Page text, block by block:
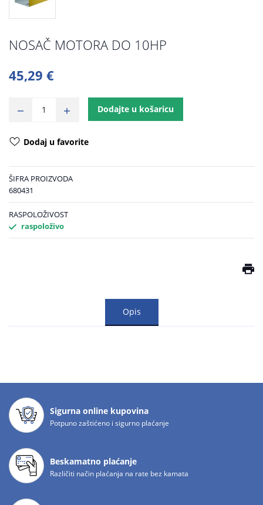
NOSAČ MOTORA DO 10HP
45,29 €
Dodajte u košaricu
Dodaj u favorite
ŠIFRA PROIZVODA
680431
RASPOLOŽIVOST
raspoloživo
Opis
Sigurna online kupovina
Potpuno zaštićeno i sigurno plaćanje
Beskamatno plaćanje
Različiti način plaćanja na rate bez kamata